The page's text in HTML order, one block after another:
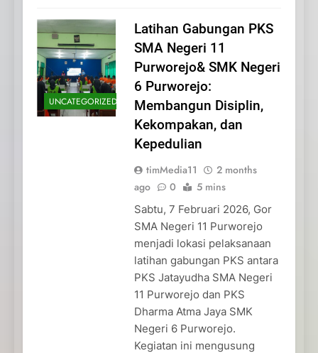
UNCATEGORIZED
Latihan Gabungan PKS
SMA Negeri 11
Purworejo& SMK Negeri
6 Purworejo:
Membangun Disiplin,
Kekompakan, dan
Kepedulian
timMedia11
2 months
ago
0 5 mins
Sabtu, 7 Februari 2026, Gor
SMA Negeri 11 Purworejo
menjadi lokasi pelaksanaan
latihan gabungan PKS antara
PKS Jatayudha SMA Negeri
11 Purworejo dan PKS
Dharma Atma Jaya SMK
Negeri 6 Purworejo.
Kegiatan ini mengusung